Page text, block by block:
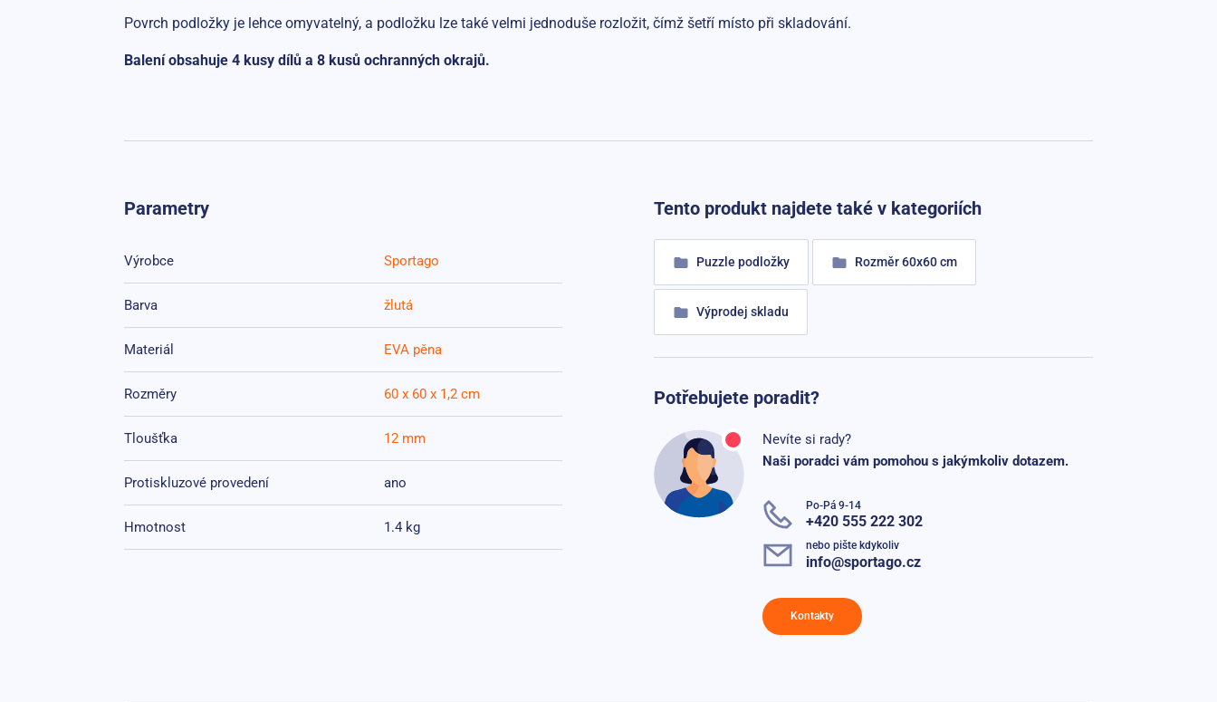
Povrch podložky je lehce omyvatelný, a podložku lze také velmi jednoduše rozložit, čímž šetří místo při skladování.
Balení obsahuje 4 kusy dílů a 8 kusů ochranných okrajů.
Parametry
Výrobce Sportago
Barva žlutá
Materiál EVA pěna
Rozměry 60 x 60 x 1,2 cm
Tloušťka 12 mm
Protiskluzové provedení ano
Hmotnost 1.4 kg
Tento produkt najdete také v kategoriích
Puzzle podložky Rozměr 60x60 cm
Výprodej skladu
Potřebujete poradit?
Nevíte si rady?
Naši poradci vám pomohou s jakýmkoliv dotazem.
Po-Pá 9-14
+420 555 222 302
nebo pište kdykoliv
info@sportago.cz
Kontakty